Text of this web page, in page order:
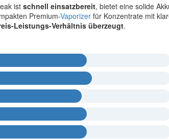
ist schnell einsatzbereit, bietet eine solide
Premium-Vaporizer für Konzentrate mit
Leistungs-Verhältnis überzeugt.